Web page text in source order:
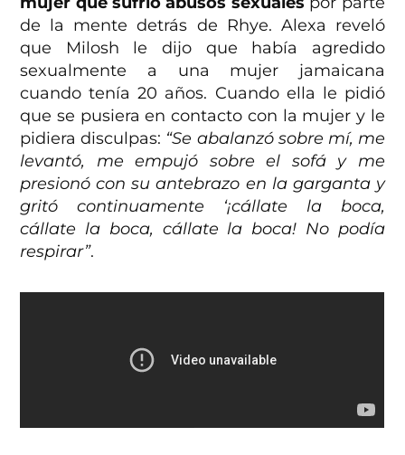
de la mente detrás de Rhye. Alexa reveló
que Milosh le dijo que había agredido
sexualmente a una mujer jamaicana
cuando tenía 20 años. Cuando ella le pidió
que se pusiera en contacto con la mujer y le
pidiera disculpas: “Se abalanzó sobre mí, me
levantó, me empujó sobre el sofá y me
presionó con su antebrazo en la garganta y
gritó continuamente ‘¡cállate la boca,
cállate la boca, cállate la boca! No podía
respirar”.